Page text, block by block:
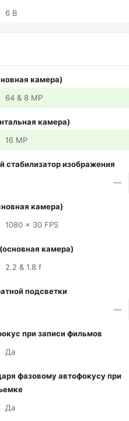
6 В
камера)
64 & 8 MP
камера)
16 MP
стабилизатор изображения
—
камера)
1080 x 30 FPS
камера)
2.2 & 1.8 f
подсветки
—
при записи фильмов
Да
фазовому автофокусу при
Да